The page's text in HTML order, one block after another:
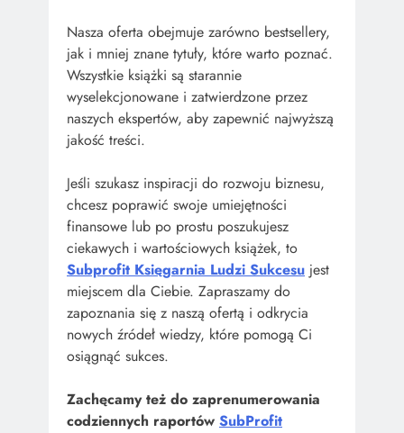
Nasza oferta obejmuje zarówno bestsellery,
jak i mniej znane tytuły, które warto poznać.
Wszystkie książki są starannie
wyselekcjonowane i zatwierdzone przez
naszych ekspertów, aby zapewnić najwyższą
jakość treści.
Jeśli szukasz inspiracji do rozwoju biznesu,
chcesz poprawić swoje umiejętności
finansowe lub po prostu poszukujesz
ciekawych i wartościowych książek, to
Subprofit Księgarnia Ludzi Sukcesu jest
miejscem dla Ciebie. Zapraszamy do
zapoznania się z naszą ofertą i odkrycia
nowych źródeł wiedzy, które pomogą Ci
osiągnąć sukces.
Zachęcamy też do zaprenumerowania
codziennych raportów SubProfit